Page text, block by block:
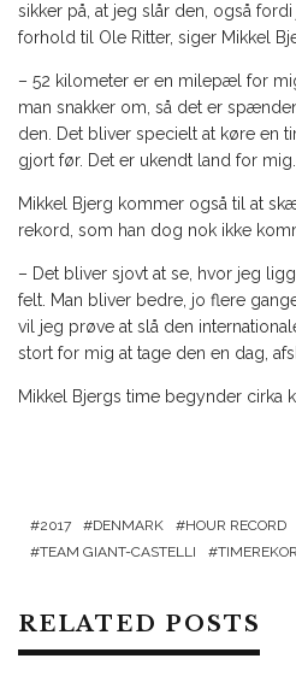
sikker på, at jeg slår den, også
forhold til Ole Ritter, siger Mikkel
– 52 kilometer er en milepæl for
man snakker om, så det er
den. Det bliver specielt at køre en
gjort før. Det er ukendt land for mig.
Mikkel Bjerg kommer også til at
rekord, som han dog nok ikke
– Det bliver sjovt at se, hvor jeg
felt. Man bliver bedre, jo flere
vil jeg prøve at slå den
stort for mig at tage den en dag,
Mikkel Bjergs time begynder cirka
2017 DENMARK HOUR RECORD
TEAM GIANT-CASTELLI
RELATED POSTS